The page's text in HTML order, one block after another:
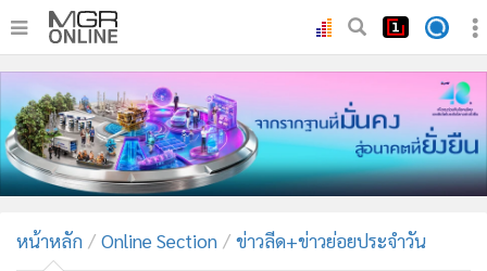
• ทันเหตุการณ์
• ภาคใต้
• ภูมิภาค
• บันเทิง
หน้าหลัก Online Section ข่าวลีด+ข่าวย่อยประจำวัน